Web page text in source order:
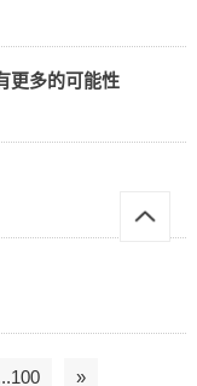
更多的可能性
»